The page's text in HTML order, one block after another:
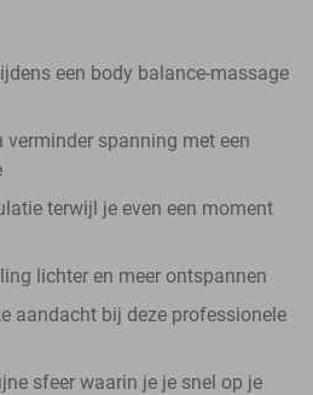
een body balance-massage
spanning met een
terwijl je even een moment
lichter en meer ontspannen
aandacht bij deze professionele
sfeer waarin je je snel op je